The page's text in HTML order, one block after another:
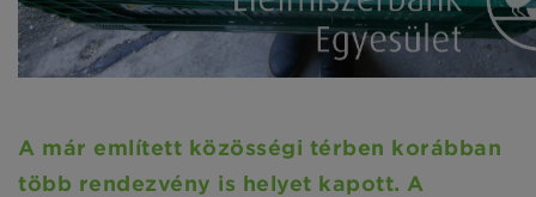
A már említett közösségi térben korábban
több rendezvény is helyet kapott. A